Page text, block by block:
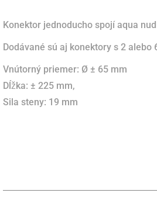
Konektor jednoducho spojí aqua
Dodávané sú aj konektory s 2 alebo
Vnútorný priemer: Ø ± 65 mm
Dĺžka: ± 225 mm,
Sila steny: 19 mm